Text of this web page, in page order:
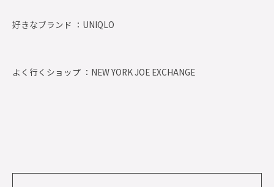
好きなブランド ： UNIQLO
よく行くショップ ： NEW YORK JOE EXCHANGE